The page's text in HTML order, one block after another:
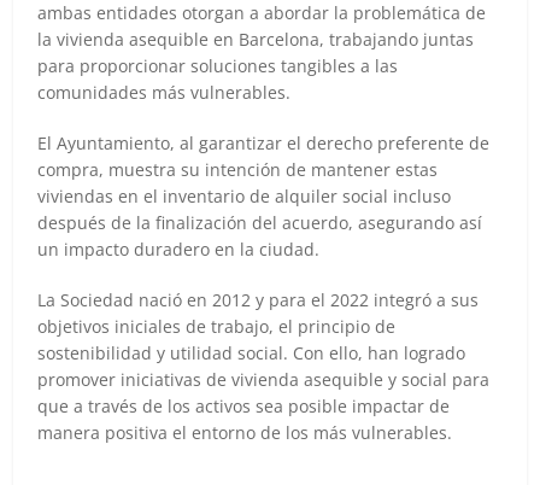
ambas entidades otorgan a abordar la problemática de
la vivienda asequible en Barcelona, trabajando juntas
para proporcionar soluciones tangibles a las
comunidades más vulnerables.
El Ayuntamiento, al garantizar el derecho preferente de
compra, muestra su intención de mantener estas
viviendas en el inventario de alquiler social incluso
después de la finalización del acuerdo, asegurando así
un impacto duradero en la ciudad.
La Sociedad nació en 2012 y para el 2022 integró a sus
objetivos iniciales de trabajo, el principio de
sostenibilidad y utilidad social. Con ello, han logrado
promover iniciativas de vivienda asequible y social para
que a través de los activos sea posible impactar de
manera positiva el entorno de los más vulnerables.